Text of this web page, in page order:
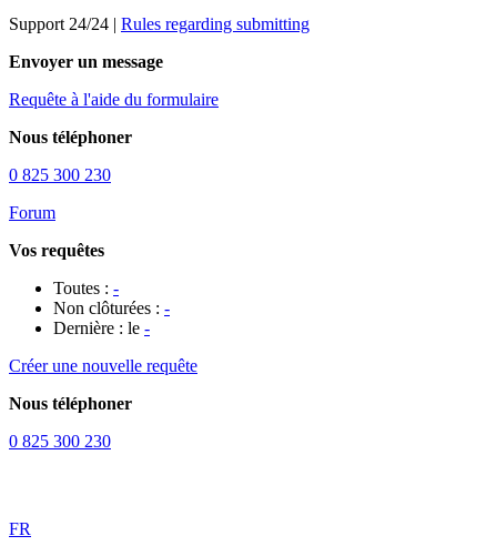
Support 24/24 | Rules regarding submitting
Envoyer un message
Requête à l'aide du formulaire
Nous téléphoner
0 825 300 230
Forum
Vos requêtes
Toutes : -
Non clôturées : -
Dernière : le -
Créer une nouvelle requête
Nous téléphoner
0 825 300 230
FR